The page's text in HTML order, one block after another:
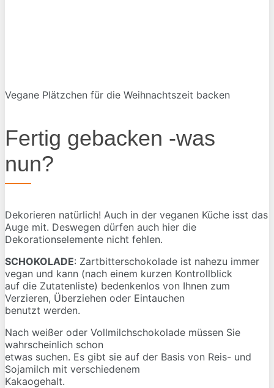
Vegane Plätzchen für die Weihnachtszeit backen
Fertig gebacken -was
nun?
Dekorieren natürlich! Auch in der veganen Küche isst das
Auge mit. Deswegen dürfen auch hier die
Dekorationselemente nicht fehlen.
SCHOKOLADE: Zartbitterschokolade ist nahezu immer
vegan und kann (nach einem kurzen Kontrollblick
auf die Zutatenliste) bedenkenlos von Ihnen zum
Verzieren, Überziehen oder Eintauchen
benutzt werden.
Nach weißer oder Vollmilchschokolade müssen Sie
wahrscheinlich schon
etwas suchen. Es gibt sie auf der Basis von Reis- und
Sojamilch mit verschiedenem
Kakaogehalt.